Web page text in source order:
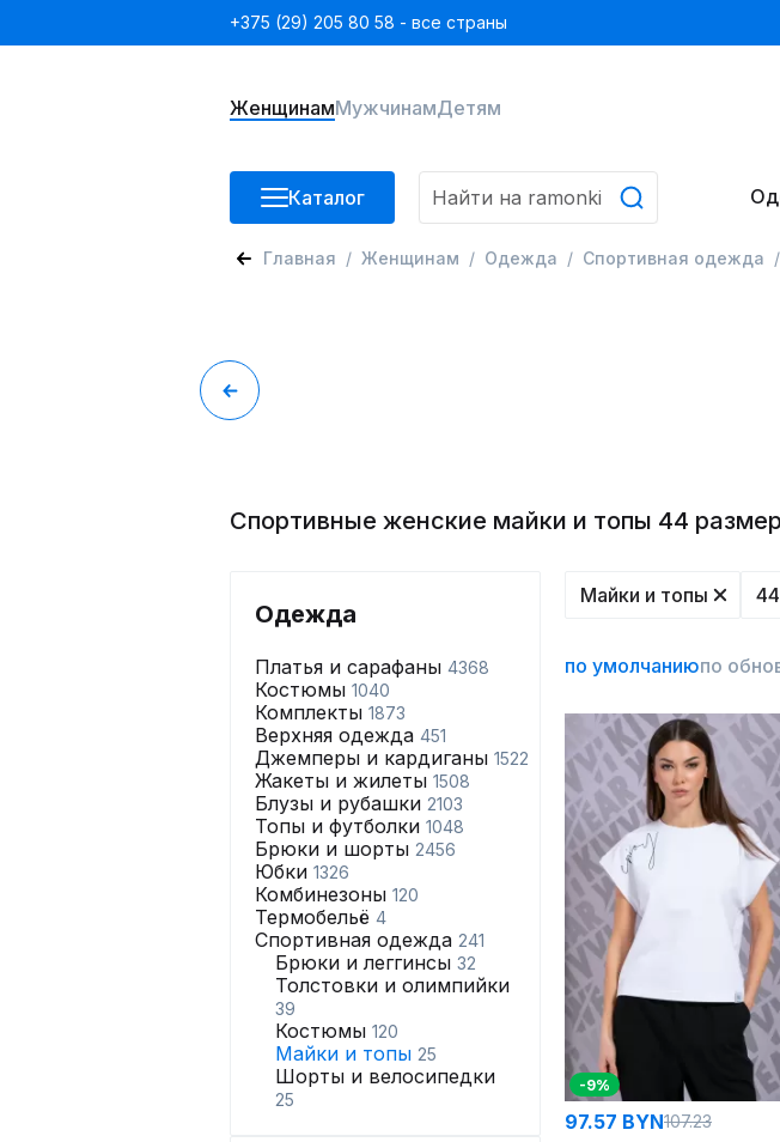
+375 (29) 205 80 58 - все страны
ЖенщинамМужчинамДетям
Каталог
Главная Женщинам Одежда Спортивная одежда
Спортивные женские майки и топы 44
Одежда
Платья и сарафаны 4368
Костюмы 1040
Комплекты 1873
Верхняя одежда 451
Джемперы и кардиганы 1522
Жакеты и жилеты 1508
Блузы и рубашки 2103
Топы и футболки 1048
Брюки и шорты 2456
Юбки 1326
Комбинезоны 120
Термобельё 4
Спортивная одежда 241
Брюки и леггинсы 32
Толстовки и олимпийки
39
Костюмы 120
Майки и топы 25
Шорты и велосипедки
25
Майки и топы 44
по умолчаниюпо
-9%
97.57 BYN107.23